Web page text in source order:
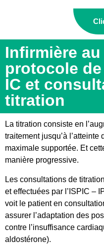
Infirmière
protocole
IC et
titration
La titration consiste en
traitement jusqu’à
maximale supportée. Et
manière progressive.
Les consultations de
et effectuées par l’ISPIC –
voit le patient en
assurer l’adaptation des
contre l’insuffisance
aldostérone).